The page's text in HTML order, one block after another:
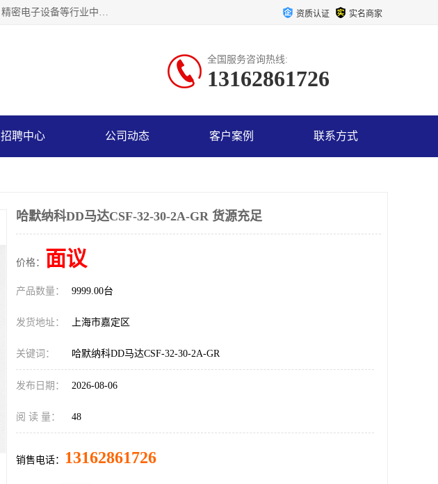
上海浜田实业有限公司专业致力于传动控制行业。面向工业机器人、半导体、机床、船舶、点胶、印刷、精密电子设备等行业中的运动控制技术。为日本哈默纳科（HarmonicDrive简称HD）中国地区定代理商，其生产的HarmonicDrive谐波减速机，具有轻量、小型、传动效率高、减速范围广、精度高等特点，被广泛应用于各种传动系统中。完善的技术，完善的售后，让您的选择无后顾之忧，欢迎您的来电洽谈！ 资质认证 实名商家
全国服务咨询热线:
13162861726
招聘中心 公司动态 客户案例 联系方式
哈默纳科DD马达CSF-32-30-2A-GR 货源充足
价格： 面议
产品数量： 9999.00台
发货地址： 上海市嘉定区
关键词： 哈默纳科DD马达CSF-32-30-2A-GR
发布日期： 2026-08-06
阅 读 量： 48
销售电话： 13162861726